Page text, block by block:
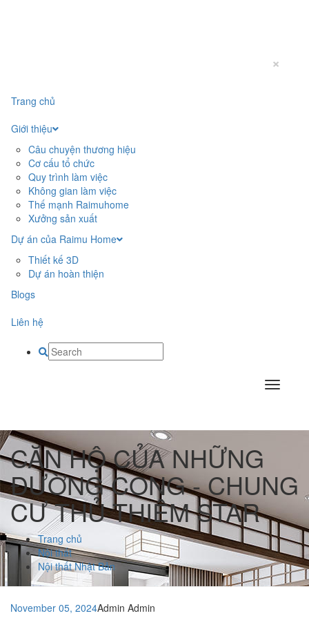
×
Trang chủ
Giới thiệu
Câu chuyện thương hiệu
Cơ cấu tổ chức
Quy trình làm việc
Không gian làm việc
Thế mạnh Raimuhome
Xưởng sản xuất
Dự án của Raimu Home
Thiết kế 3D
Dự án hoàn thiện
Blogs
Liên hệ
CĂN HỘ CỦA NHỮNG
ĐƯỜNG CONG - CHUNG
CƯ THỦ THIÊM STAR
Trang chủ
Nội thất
Nội thất Nhật Bản
November 05, 2024Admin Admin